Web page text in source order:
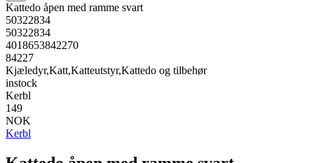
Kattedo åpen med ramme svart
50322834
50322834
4018653842270
84227
Kjæledyr,Katt,Katteutstyr,Kattedo og tilbehør
instock
Kerbl
149
NOK
Kerbl